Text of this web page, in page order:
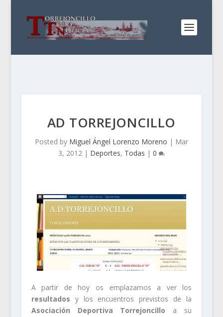
AD TORREJONCILLO
Posted by Miguel Ángel Lorenzo Moreno | Mar
3, 2012| Deportes, Todas | 0
A partir de hoy os emplazamos a ver los
resultados y los encuentros previstos de la
Asociación Deportiva Torrejoncillo a su